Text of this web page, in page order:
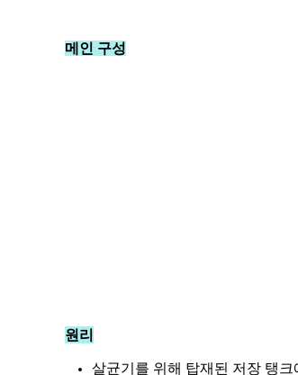
메인 구성
원리
살균기를 위해 탑재된 저장 탱